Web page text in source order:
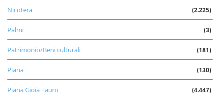
Nicotera (2.225)
Palmi (3)
Patrimonio/Beni culturali (181)
Piana (130)
Piana Gioia Tauro (4.447)